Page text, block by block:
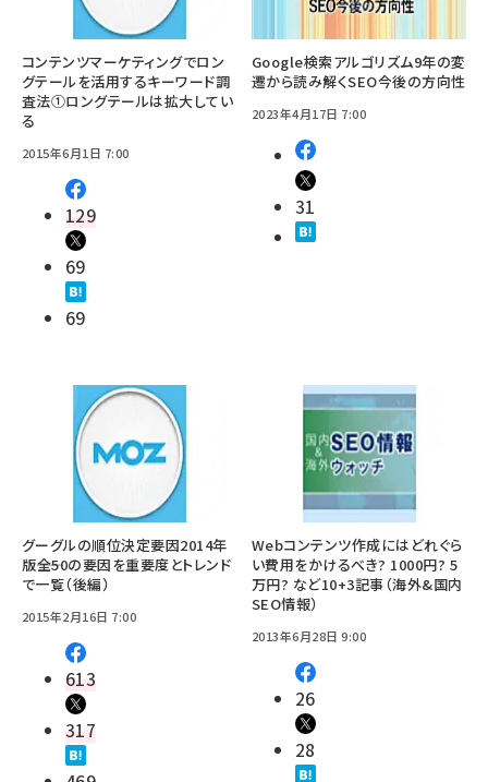
コンテンツマーケティングでロン
グテールを活用するキーワード調
査法①ロングテールは拡大してい
る
2015年6月1日 7:00
129
69
69
Google検索アルゴリズム9年の変
遷から読み解くSEO今後の方向性
2023年4月17日 7:00
31
グーグルの順位決定要因2014年
版――全50の要因を重要度とトレンド
で一覧（後編）
2015年2月16日 7:00
613
317
Webコンテンツ作成にはどれぐら
い費用をかけるべき? 1000円? 5
万円? など10+3記事（海外&国内
SEO情報）
2013年6月28日 9:00
26
28